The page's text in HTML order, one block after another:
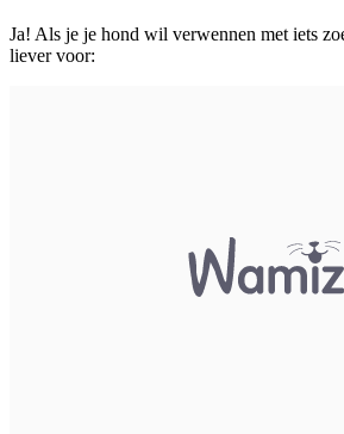
Ja! Als je je hond wil verwennen met iets
liever voor: